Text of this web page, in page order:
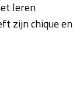
leren
zijn chique en